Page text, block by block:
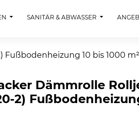
SANITÄR & ABWASSER
Fußbodenheizung 10 bis 1000 m²
Dämmrolle
2)